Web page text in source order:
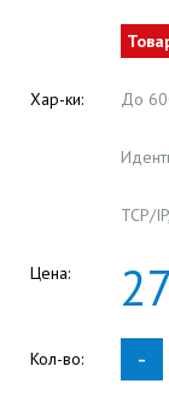
Хар-ки: До
TCP/
Цена:
Кол-во: -